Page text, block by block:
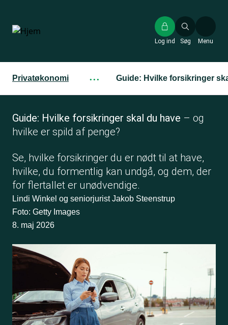
hovedindhold
Søg
Log ind Menu
Privatøkonomi ··· Guide: Hvilke forsikringer
Guide: Hvilke forsikringer skal du have – og
hvilke er spild af penge?
Se, hvilke forsikringer du er nødt til at have,
hvilke, du formentlig kan undgå, og dem, der
for flertallet er unødvendige.
Lindi Winkel og seniorjurist Jakob Steenstrup
Foto: Getty Images
8. maj 2026